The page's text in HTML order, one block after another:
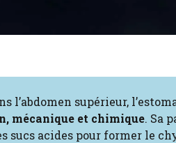
l’abdomen supérieur,
mécanique et chimique. Sa
sucs acides pour former le